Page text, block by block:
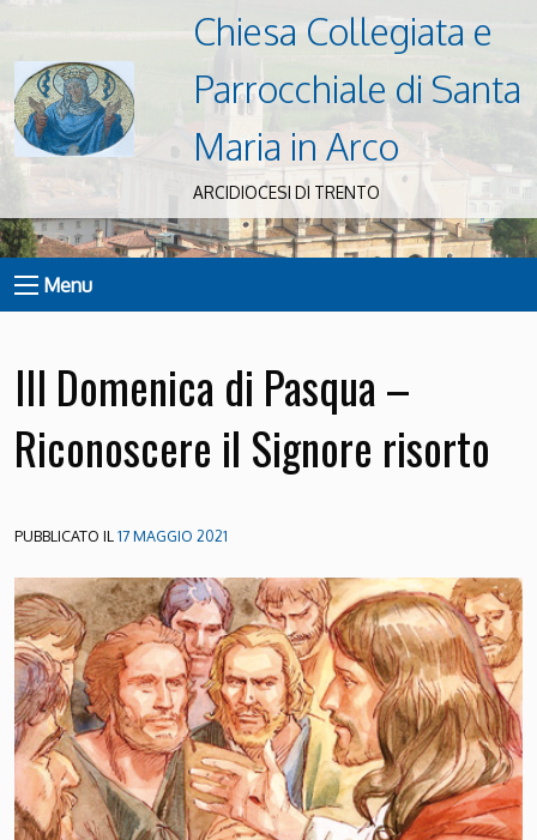
Chiesa Collegiata e
Parrocchiale di Santa
Maria in Arco
ARCIDIOCESI DI TRENTO
Menu
III Domenica di Pasqua –
Riconoscere il Signore risorto
PUBBLICATO IL17 MAGGIO 2021